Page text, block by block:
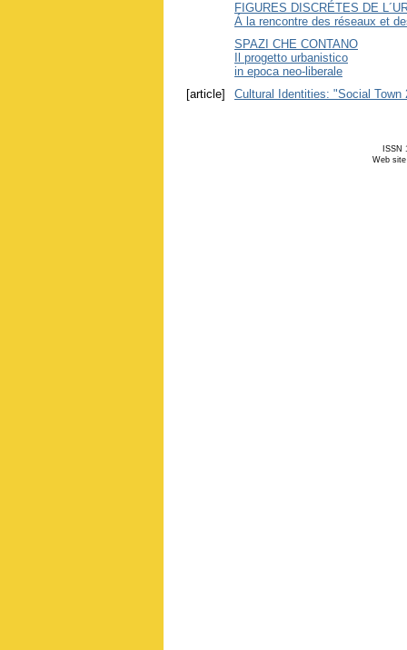
FIGURES DISCRÉTES DE
Á la rencontre des réseaux et
SPAZI CHE CONTANO
Il progetto urbanistico
in epoca neo-liberale
[article]
Cultural Identities: "Social Town
ISSN
Web